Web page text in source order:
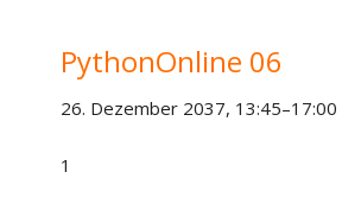
PythonOnline 06
26. Dezember 2037, 13:45–17:00
1